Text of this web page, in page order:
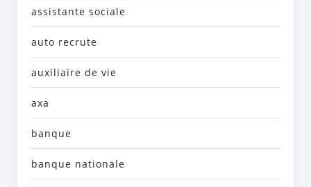
assistante sociale
auto recrute
auxiliaire de vie
axa
banque
banque nationale